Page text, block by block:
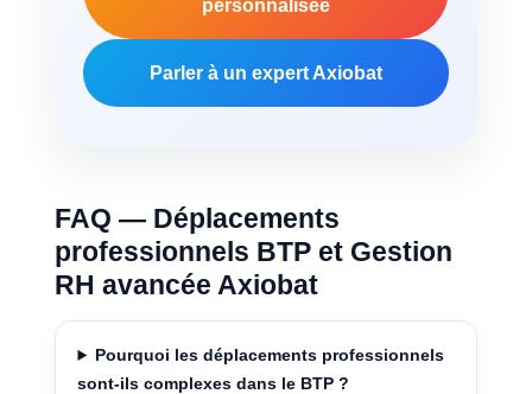
personnalisée
Parler à un expert Axiobat
FAQ — Déplacements
professionnels BTP et Gestion
RH avancée Axiobat
Pourquoi les déplacements professionnels
sont-ils complexes dans le BTP ?